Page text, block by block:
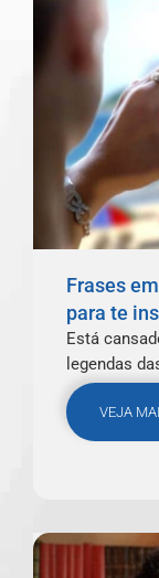
Frases
para te
Está
legendas
VEJA